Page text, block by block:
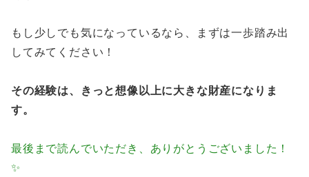
もし少しでも気になっているなら、まずは一歩踏み出
してみてください！
その経験は、きっと想像以上に大きな財産になりま
す。
最後まで読んでいただき、ありがとうございました！
✨